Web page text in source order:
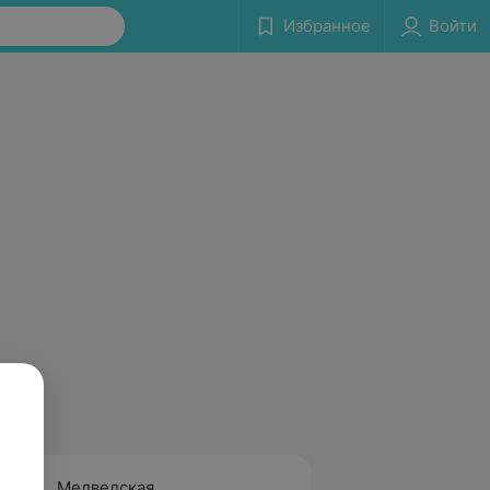
Избранное Войти